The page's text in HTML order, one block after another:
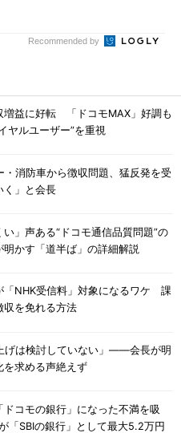
Recommended by
増益に好転 「ドコモMAX」好調も
ヤルユーザー”を重視
・消防車から徴収問題、猛反発を受
く」と会長
い」声ある“ドコモ通信品質問題”の
かす「道半ば」の詳細解説
NHK受信料」対象になるワケ 課
収を免れる方法
げは検討していない」――会長が明
求める声絶えず
ドコモの銀行」になった不満を吸
「SBIの銀行」として最大5.2万円